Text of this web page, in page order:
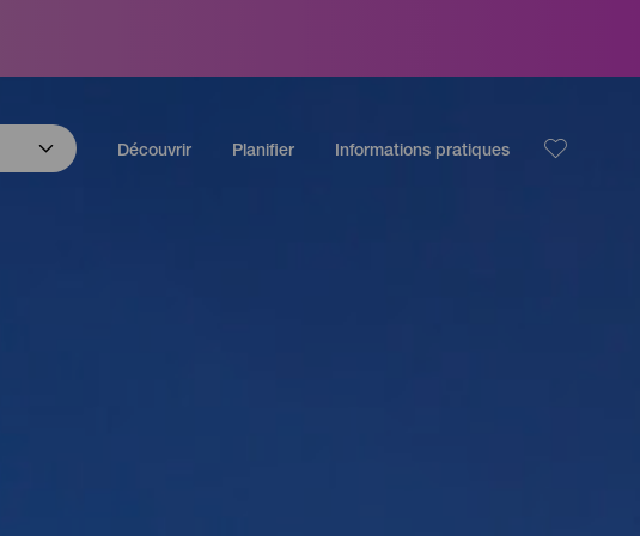
Découvrir Planifier Informations pratiques